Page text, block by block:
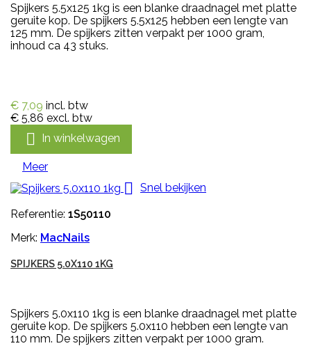
Spijkers 5.5x125 1kg is een blanke draadnagel met platte
geruite kop. De spijkers 5.5x125 hebben een lengte van
125 mm. De spijkers zitten verpakt per 1000 gram,
inhoud ca 43 stuks.
€ 7,09 incl. btw
€ 5,86 excl. btw
 In winkelwagen
Meer
 Snel bekijken
Referentie: 1S50110
Merk: MacNails
SPIJKERS 5.0X110 1KG
Spijkers 5.0x110 1kg is een blanke draadnagel met platte
geruite kop. De spijkers 5.0x110 hebben een lengte van
110 mm. De spijkers zitten verpakt per 1000 gram.